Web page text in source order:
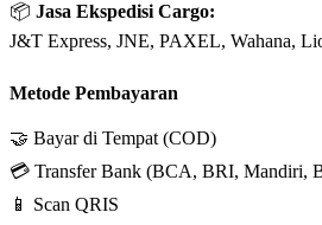
📦 Jasa Ekspedisi Cargo:
J&T Express, JNE, PAXEL, Wahana,
Metode Pembayaran
🤝 Bayar di Tempat (COD)
💳 Transfer Bank (BCA, BRI, Mandiri,
📱 Scan QRIS